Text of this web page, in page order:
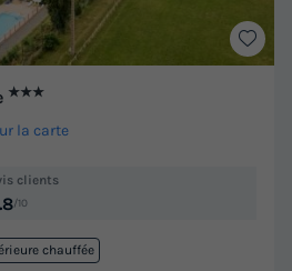
★★★
la carte
clients
/10
chauffée